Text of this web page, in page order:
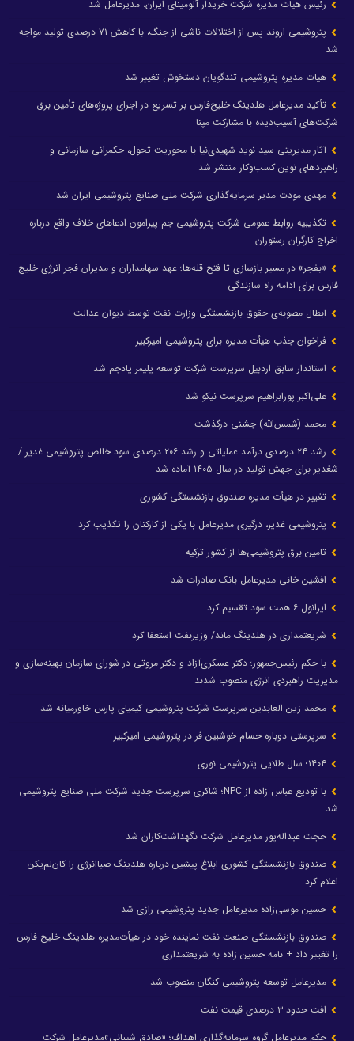
رئیس هیات مدیره شرکت خریدار آلومینای ایران، مدیرعامل شد
پتروشیمی اروند پس از اختلالات ناشی از جنگ، با کاهش ۷۱ درصدی تولید مواجه
شد
هیات مدیره پتروشیمی تندگویان دستخوش تغییر شد
تأکید مدیرعامل هلدینگ خلیج‌فارس بر تسریع در اجرای پروژه‌های تأمین برق
شرکت‌های آسیب‌دیده با مشارکت مپنا
آثار مدیریتی سید نوید شهیدی‌نیا با محوریت تحول، حکمرانی سازمانی و
راهبردهای نوین کسب‌وکار منتشر شد
مهدی مودت مدیر سرمایه‌گذاری شرکت ملی صنایع پتروشیمی ایران شد
تکذیبیه روابط عمومی شرکت پتروشیمی جم پیرامون ادعاهای خلاف واقع درباره
اخراج کارگران رستوران
«بفجر» در مسیر بازسازی تا فتح قله‌ها؛ عهد سهامداران و مدیران فجر انرژی خلیج
فارس برای ادامه راه سازندگی
ابطال مصوبه‌ی حقوق بازنشستگی وزارت نفت توسط دیوان عدالت
فراخوان جذب هیأت مدیره برای پتروشیمی امیرکبیر
استاندار سابق اردبیل سرپرست شرکت توسعه پلیمر پادجم شد
علی‌اکبر پورابراهیم سرپرست نیکو شد
محمد (شمس‌الله) جشنی درگذشت
رشد ۲۴ درصدی درآمد عملیاتی و رشد ۲۰۶ درصدی سود خالص پتروشیمی غدیر /
شغدیر برای جهش تولید در سال ۱۴۰۵ آماده شد
تغییر در هیأت مدیره صندوق بازنشستگی کشوری
پتروشیمی غدیر، درگیری مدیرعامل با یکی از کارکنان را تکذیب کرد
تامین برق پتروشیمی‌ها از کشور ترکیه
افشین خانی مدیرعامل بانک صادرات شد
ایرانول ۶ همت سود تقسیم کرد
شریعتمداری در هلدینگ ماند/ وزیرنفت استعفا کرد
با حکم رئیس‌جمهور؛ دکتر عسکری‌آزاد و دکتر مروتی در شورای سازمان بهینه‌سازی و
مدیریت راهبردی انرژی منصوب شدند
محمد زین العابدین سرپرست شرکت پتروشیمی کیمیای پارس خاورمیانه شد
سرپرستی دوباره حسام خوشبین فر در پتروشیمی امیرکبیر
با تودیع عباس زاده از NPC؛ شاکری سرپرست جدید شرکت ملی صنایع پتروشیمی
شد
حجت عبداله‌پور مدیرعامل شرکت نگهداشت‌کاران شد
صندوق بازنشستگی کشوری ابلاغ پیشین درباره هلدینگ صباانرژی را کان‌لم‌یکن
اعلام کرد
حسین موسی‌زاده مدیرعامل جدید پتروشیمی رازی شد
صندوق بازنشستگی صنعت نفت نماینده خود در هیأت‌مدیره هلدینگ خلیج فارس
را تغییر داد + نامه حسین زاده به شریعتمداری
مدیرعامل توسعه پتروشیمی کنگان منصوب شد
افت حدود ۳ درصدی قیمت نفت
حکم مدیرعامل گروه سرمایه‌گذاری اهداف؛ «صادق شیبانی»مدیرعامل شرکت